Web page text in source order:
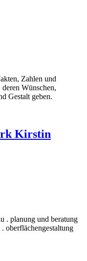
Zahlen und
Wünschen,
Gestalt geben.
Kirstin
. planung und beratung
oberflächengestaltung